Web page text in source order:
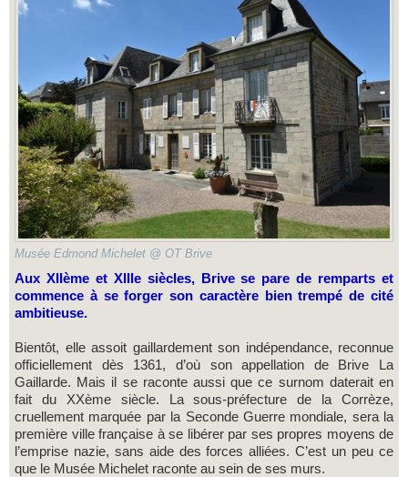
Musée Edmond Michelet @ OT Brive
Aux XIIème et XIIIe siècles, Brive se pare de remparts et
commence à se forger son caractère bien trempé de cité
ambitieuse.
Bientôt, elle assoit gaillardement son indépendance, reconnue
officiellement dès 1361, d’où son appellation de Brive La
Gaillarde. Mais il se raconte aussi que ce surnom daterait en
fait du XXème siècle. La sous-préfecture de la Corrèze,
cruellement marquée par la Seconde Guerre mondiale, sera la
première ville française à se libérer par ses propres moyens de
l’emprise nazie, sans aide des forces alliées. C’est un peu ce
que le Musée Michelet raconte au sein de ses murs.